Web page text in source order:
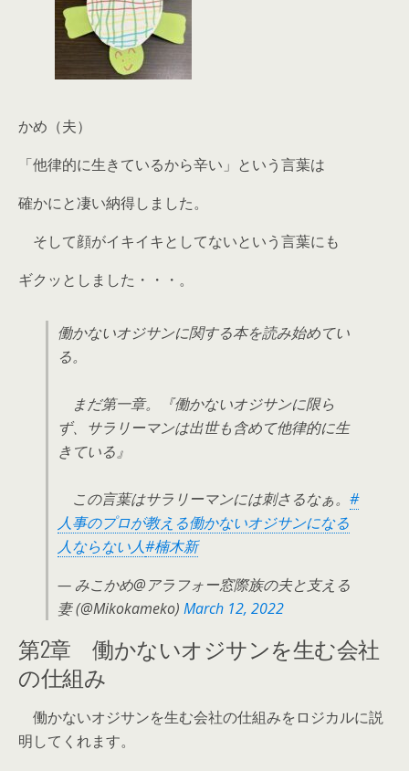
かめ（夫）
「他律的に生きているから辛い」という言葉は
確かにと凄い納得しました。
そして顔がイキイキとしてないという言葉にも
ギクッとしました・・・。
働かないオジサンに関する本を読み始めてい
る。
まだ第一章。『働かないオジサンに限ら
ず、サラリーマンは出世も含めて他律的に生
きている』
この言葉はサラリーマンには刺さるなぁ。 #
人事のプロが教える働かないオジサンになる
人ならない人#楠木新
— みこかめ@アラフォー窓際族の夫と支える
妻 (@Mikokameko) March 12, 2022
第2章 働かないオジサンを生む会社
の仕組み
働かないオジサンを生む会社の仕組みをロジカルに説
明してくれます。